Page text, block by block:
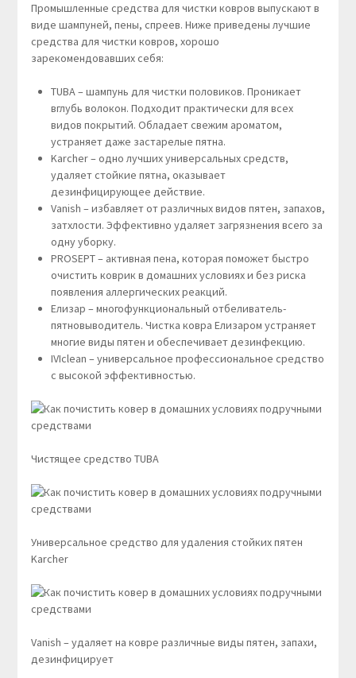
Промышленные средства для чистки ковров выпускают в
виде шампуней, пены, спреев. Ниже приведены лучшие
средства для чистки ковров, хорошо
зарекомендовавших себя:
TUBA – шампунь для чистки половиков. Проникает
вглубь волокон. Подходит практически для всех
видов покрытий. Обладает свежим ароматом,
устраняет даже застарелые пятна.
Karcher – одно лучших универсальных средств,
удаляет стойкие пятна, оказывает
дезинфицирующее действие.
Vanish – избавляет от различных видов пятен, запахов,
затхлости. Эффективно удаляет загрязнения всего за
одну уборку.
PROSEPT – активная пена, которая поможет быстро
очистить коврик в домашних условиях и без риска
появления аллергических реакций.
Елизар – многофункциональный отбеливатель-
пятновыводитель. Чистка ковра Елизаром устраняет
многие виды пятен и обеспечивает дезинфекцию.
IVIclean – универсальное профессиональное средство
с высокой эффективностью.
Чистящее средство TUBA
Универсальное средство для удаления стойких пятен
Karcher
Vanish – удаляет на ковре различные виды пятен, запахи,
дезинфицирует